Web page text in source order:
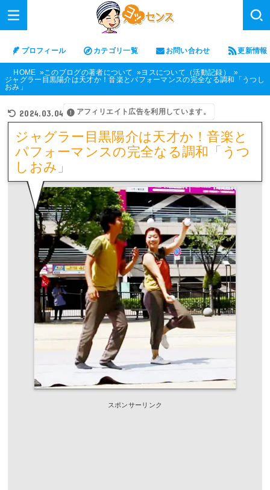
プロフィール カテゴリ一覧 お問い合わせ 更新情報
HOME このブログの著者について
ヨスについて（活動記録）
ジャグラー目黒陽介は天才か！音楽とパフォーマンスの完全なる調和「うつし
おみ」
2024.03.04 アフィリエイト広告を利用しています。
ジャグラー目黒陽介は天才か！音楽と
パフォーマンスの完全なる調和「うつ
しおみ」
スポンサーリンク